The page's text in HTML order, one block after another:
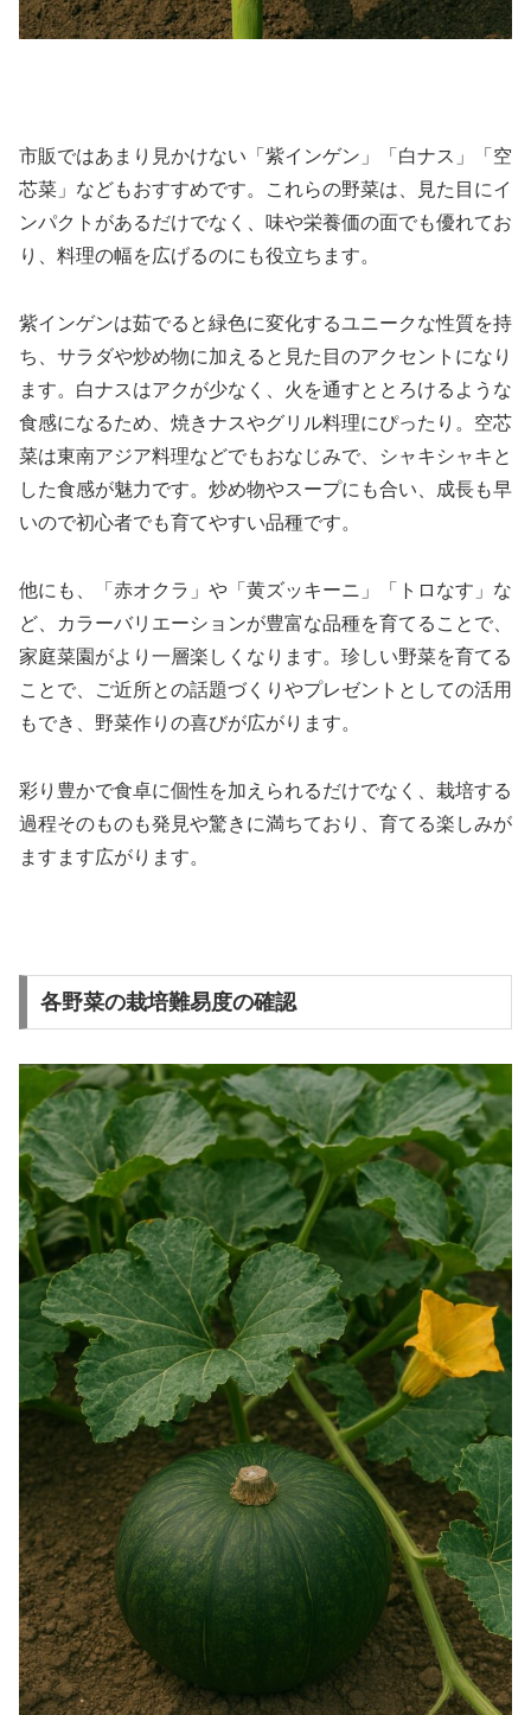
市販ではあまり見かけない「紫インゲン」「白ナス」「空
芯菜」などもおすすめです。これらの野菜は、見た目にイ
ンパクトがあるだけでなく、味や栄養価の面でも優れてお
り、料理の幅を広げるのにも役立ちます。
紫インゲンは茹でると緑色に変化するユニークな性質を持
ち、サラダや炒め物に加えると見た目のアクセントになり
ます。白ナスはアクが少なく、火を通すととろけるような
食感になるため、焼きナスやグリル料理にぴったり。空芯
菜は東南アジア料理などでもおなじみで、シャキシャキと
した食感が魅力です。炒め物やスープにも合い、成長も早
いので初心者でも育てやすい品種です。
他にも、「赤オクラ」や「黄ズッキーニ」「トロなす」な
ど、カラーバリエーションが豊富な品種を育てることで、
家庭菜園がより一層楽しくなります。珍しい野菜を育てる
ことで、ご近所との話題づくりやプレゼントとしての活用
もでき、野菜作りの喜びが広がります。
彩り豊かで食卓に個性を加えられるだけでなく、栽培する
過程そのものも発見や驚きに満ちており、育てる楽しみが
ますます広がります。
各野菜の栽培難易度の確認